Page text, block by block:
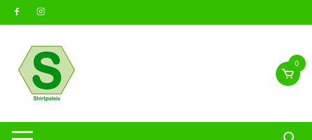
naar
0